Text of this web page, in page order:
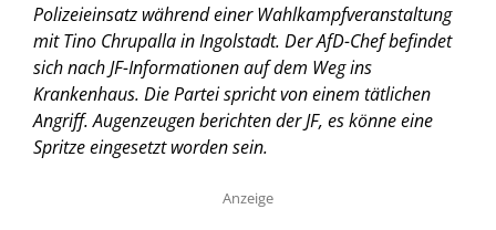
Polizeieinsatz während einer Wahlkampfveranstaltung
mit Tino Chrupalla in Ingolstadt. Der AfD-Chef befindet
sich nach JF-Informationen auf dem Weg ins
Krankenhaus. Die Partei spricht von einem tätlichen
Angriff. Augenzeugen berichten der JF, es könne eine
Spritze eingesetzt worden sein.
Anzeige